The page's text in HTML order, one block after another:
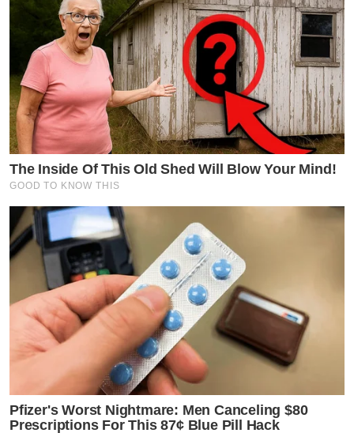
The Inside Of This Old Shed Will Blow Your Mind!
GOOD TO KNOW THIS
Pfizer's Worst Nightmare: Men Canceling $80
Prescriptions For This 87¢ Blue Pill Hack